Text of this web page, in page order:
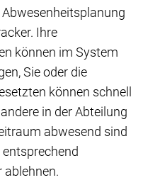
Ihre
können im System
Sie oder die
können schnell
in der Abteilung
abwesend sind
ablehnen.